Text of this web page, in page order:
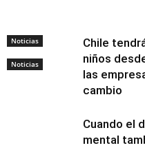
Noticias
Noticias
Chile
niños
las
cambio
Cuando el
mental